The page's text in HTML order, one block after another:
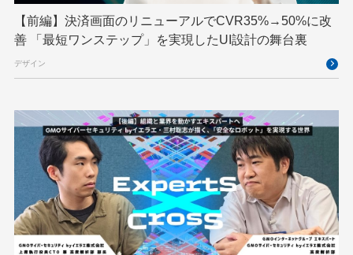
アドベントカレンダー
インターンシップ インハウス お名前.com
クリエイターインタビュー
サイバーセキュリティ サマーインターン スクラム
スパム対策 スペシャリスト セキュリティ
ソフトウェアサプライチェーン チームビルディング
デザイン ネットのセキュリティもGMO
ハーネスエンジニアリング バックエンド
【前編】決済画面のリニューアルでCVR35%→50%に改
善 「最短ワンステップ」を実現したUI設計の舞台裏
デザイン